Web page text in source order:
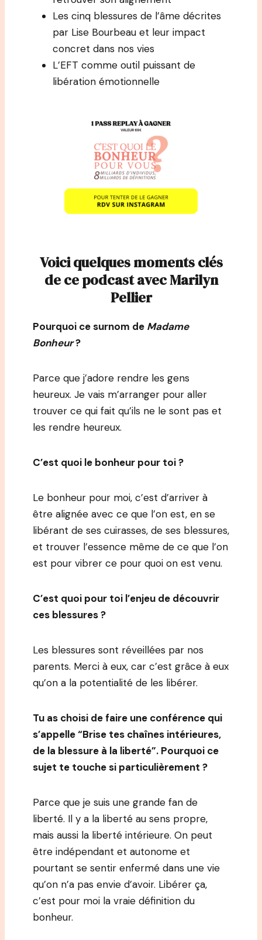
Les cinq blessures de l’âme décrites
par Lise Bourbeau et leur impact
concret dans nos vies
L’EFT comme outil puissant de
libération émotionnelle
Voici quelques moments clés
de ce podcast avec Marilyn
Pellier
Pourquoi ce surnom de Madame
Bonheur?
Parce que j’adore rendre les gens
heureux. Je vais m’arranger pour aller
trouver ce qui fait qu’ils ne le sont pas et
les rendre heureux.
C’est quoi le bonheur pour toi ?
Le bonheur pour moi, c’est d’arriver à
être alignée avec ce que l’on est, en se
libérant de ses cuirasses, de ses blessures,
et trouver l’essence même de ce que l’on
est pour vibrer ce pour quoi on est venu.
C’est quoi pour toi l’enjeu de découvrir
ces blessures ?
Les blessures sont réveillées par nos
parents. Merci à eux, car c’est grâce à eux
qu’on a la potentialité de les libérer.
Tu as choisi de faire une conférence qui
s’appelle “Brise tes chaînes intérieures,
de la blessure à la liberté”. Pourquoi ce
sujet te touche si particulièrement ?
Parce que je suis une grande fan de
liberté. Il y a la liberté au sens propre,
mais aussi la liberté intérieure. On peut
être indépendant et autonome et
pourtant se sentir enfermé dans une vie
qu’on n’a pas envie d’avoir. Libérer ça,
c’est pour moi la vraie définition du
bonheur.